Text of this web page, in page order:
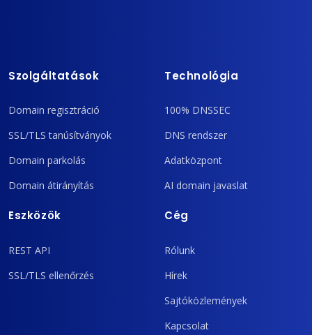
Szolgáltatások
Domain regisztráció
SSL/TLS tanúsítványok
Domain parkolás
Domain átirányítás
Technológia
100% DNSSEC
DNS rendszer
Adatközpont
AI domain javaslat
Eszközök
REST API
SSL/TLS ellenőrzés
Cég
Rólunk
Hírek
Sajtóközlemények
Kapcsolat